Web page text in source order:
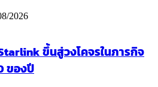
2026
ขึ้นสู่วงโคจรในภารกิจ
ของปี